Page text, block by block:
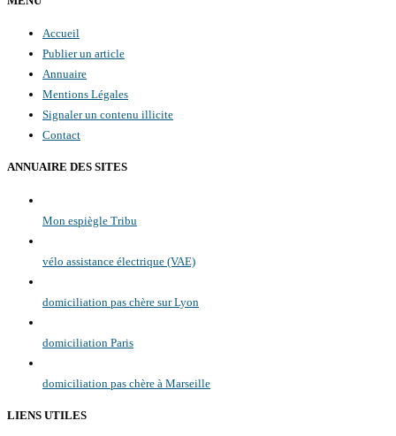
Accueil
Publier un article
Annuaire
Mentions Légales
Signaler un contenu illicite
Contact
ANNUAIRE DES SITES
Mon espiègle Tribu
vélo assistance électrique (VAE)
domiciliation pas chère sur Lyon
domiciliation Paris
domiciliation pas chère à Marseille
LIENS UTILES